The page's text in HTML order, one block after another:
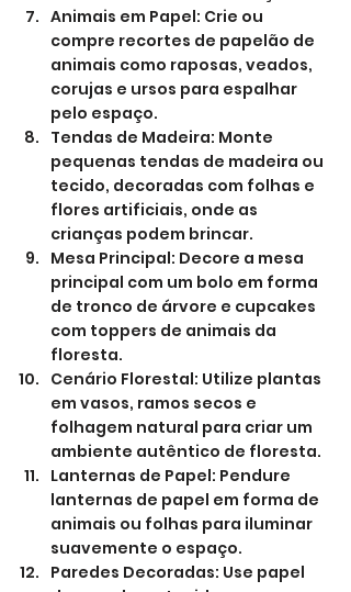
Animais em Papel: Crie ou
compre recortes de papelão de
animais como raposas, veados,
corujas e ursos para espalhar
pelo espaço.
Tendas de Madeira: Monte
pequenas tendas de madeira ou
tecido, decoradas com folhas e
flores artificiais, onde as
crianças podem brincar.
Mesa Principal: Decore a mesa
principal com um bolo em forma
de tronco de árvore e cupcakes
com toppers de animais da
floresta.
Cenário Florestal: Utilize plantas
em vasos, ramos secos e
folhagem natural para criar um
ambiente autêntico de floresta.
Lanternas de Papel: Pendure
lanternas de papel em forma de
animais ou folhas para iluminar
suavemente o espaço.
Paredes Decoradas: Use papel